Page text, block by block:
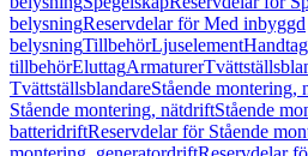
belysningReservdelar för Med inbyggd
belysningTillbehörLjuselementHandtag
tillbehörEluttagArmaturer
TvättställsblandareStående montering,
Stående montering, nätdriftStående
batteridriftReservdelar för Stående